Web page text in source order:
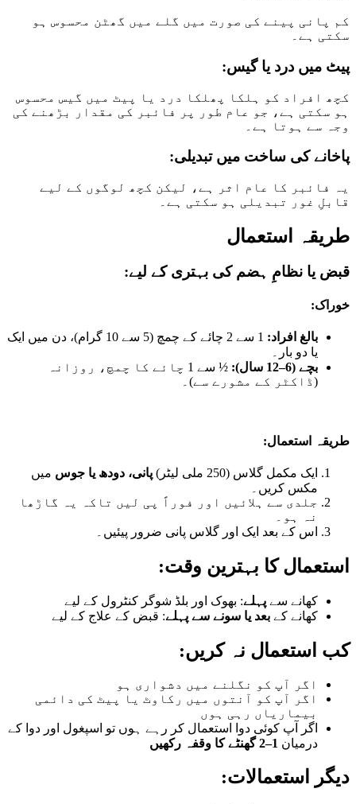
کم پانی پینے کی صورت میں گلے میں گھٹن محسوس ہو
سکتی ہے۔
پیٹ میں درد یا گیس:
کچھ افراد کو ہلکا پھلکا درد یا پیٹ میں گیس محسوس
ہو سکتی ہے، جو عام طور پر فائبر کی مقدار بڑھنے کی
وجہ سے ہوتا ہے۔
پاخانے کی ساخت میں تبدیلی:
یہ فائبر کا عام اثر ہے، لیکن کچھ لوگوں کے لیے
قابلِ غور تبدیلی ہو سکتی ہے۔
طریقہ استعمال
قبض یا نظامِ ہضم کی بہتری کے لیے:
خوراک:
بالغ افراد:
1 سے 2 چائے کے چمچ (5 سے 10 گرام)، دن میں ایک
یا دو بار۔
بچے (6–12 سال):
½ سے 1 چائے کا چمچ، روزانہ
(ڈاکٹر کے مشورے سے)۔
طریقہ استعمال:
ایک مکمل گلاس (250 ملی لیٹر) پانی، دودھ یا جوس میں
مکس کریں۔
جلدی سے ہلائیں اور فوراً پی لیں تاکہ یہ گاڑھا
نہ ہو۔
اس کے بعد ایک اور گلاس پانی ضرور پیئیں۔
استعمال کا بہترین وقت:
کھانے سے پہلے: بھوک اور بلڈ شوگر کنٹرول کے لیے
کھانے کے بعد یا سونے سے پہلے: قبض کے علاج کے لیے
کب استعمال نہ کریں:
اگر آپ کو نگلنے میں دشواری ہو
اگر آپ کو آنتوں میں رکاوٹ یا پیٹ کی دائمی
بیماریاں رہی ہوں
اگر آپ کوئی دوا استعمال کر رہے ہوں تو اسپغول اور دوا کے
درمیان 1–2 گھنٹے کا وقفہ رکھیں
دیگر استعمالات: